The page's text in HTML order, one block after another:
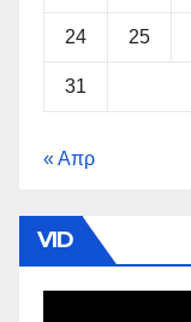
24 25
31
« Απρ
VID